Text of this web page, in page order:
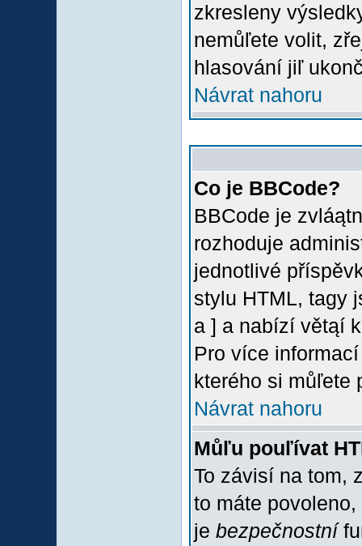
zkresleny
nemůľete volit,
hlasování jiľ
Návrat nahoru
Co je BBCode?
BBCode je
rozhoduje
jednotlivé
stylu HTML, tagy
a ] a nabízí větąí
Pro více
kterého si můľete
Návrat nahoru
Můľu pouľívat
To závisí na tom,
to máte
je bezpečnostní